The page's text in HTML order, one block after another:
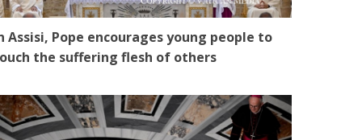
Assisi, Pope encourages young people to
the suffering flesh of others